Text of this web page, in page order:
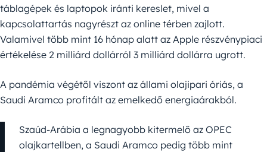
táblagépek és laptopok iránti kereslet, mivel a
kapcsolattartás nagyrészt az online térben zajlott.
Valamivel több mint 16 hónap alatt az Apple részvénypiaci
értékelése 2 milliárd dollárról 3 milliárd dollárra ugrott.
A pandémia végétől viszont az állami olajipari óriás, a
Saudi Aramco profitált az emelkedő energiaárakból.
Szaúd-Arábia a legnagyobb kitermelő az OPEC
olajkartellben, a Saudi Aramco pedig több mint